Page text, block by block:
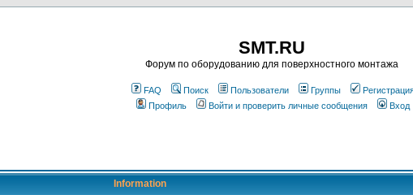
SMT.RU
Форум по оборудованию для поверхностного монтажа
FAQ Поиск Пользователи Группы
Профиль
Войти и проверить личные сообщения Вход
Information